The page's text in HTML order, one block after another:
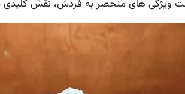
ویژگی های منحصر به فردش، نقش